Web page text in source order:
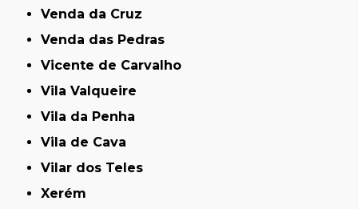
Venda da Cruz
Venda das Pedras
Vicente de Carvalho
Vila Valqueire
Vila da Penha
Vila de Cava
Vilar dos Teles
Xerém